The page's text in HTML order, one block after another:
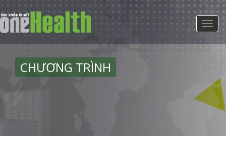
CHƯƠNG TRÌNH